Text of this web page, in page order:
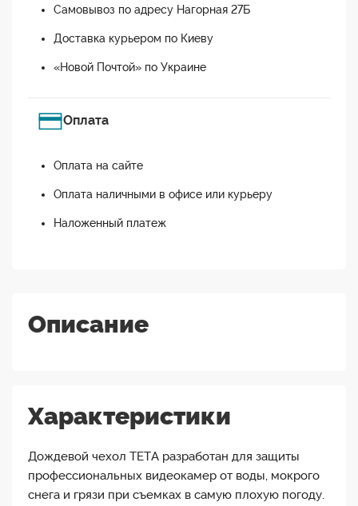
Самовывоз по адресу Нагорная 27Б
Доставка курьером по Киеву
«Новой Почтой» по Украине
Оплата
Оплата на сайте
Оплата наличными в офисе или курьеру
Наложенный платеж
Описание
Характеристики
Дождевой чехол TETA разработан для защиты
профессиональных видеокамер от воды, мокрого
снега и грязи при съемках в самую плохую погоду.